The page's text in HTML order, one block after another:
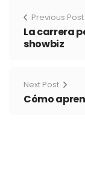
Previous Post
La carrera
showbiz
Next Post
Cómo